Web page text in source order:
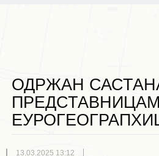
ОДРЖАН
13.03.2025 13:12